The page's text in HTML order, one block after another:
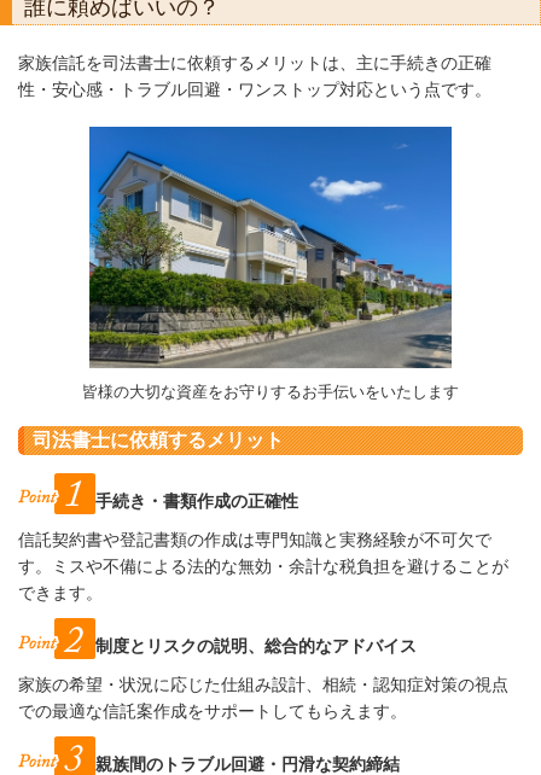
誰に頼めばいいの？
家族信託を司法書士に依頼するメリットは、主に手続きの正確
性・安心感・トラブル回避・ワンストップ対応という点です。
皆様の大切な資産をお守りするお手伝いをいたします
司法書士に依頼するメリット
手続き・書類作成の正確性
信託契約書や登記書類の作成は専門知識と実務経験が不可欠で
す。ミスや不備による法的な無効・余計な税負担を避けることが
できます。
制度とリスクの説明、総合的なアドバイス
家族の希望・状況に応じた仕組み設計、相続・認知症対策の視点
での最適な信託案作成をサポートしてもらえます。
親族間のトラブル回避・円滑な契約締結